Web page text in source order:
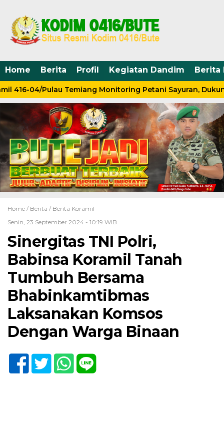
Home Berita Profil Kegiatan Dandim Berita
416-04/Pulau Temiang Monitoring Petani Sayuran,
Home / Berita / Berita Koramil
Senin, 23 September 2024 - 10:19 WIB
Sinergitas TNI Polri,
Babinsa Koramil Tanah
Tumbuh Bersama
Bhabinkamtibmas
Laksanakan Komsos
Dengan Warga Binaan